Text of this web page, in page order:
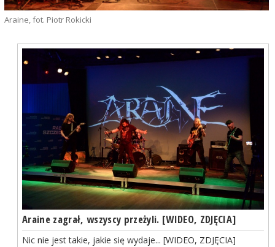
Araine, fot. Piotr Rokicki
Araine zagrał, wszyscy przeżyli. [WIDEO, ZDJĘCIA]
Nic nie jest takie, jakie się wydaje... [WIDEO, ZDJĘCIA]